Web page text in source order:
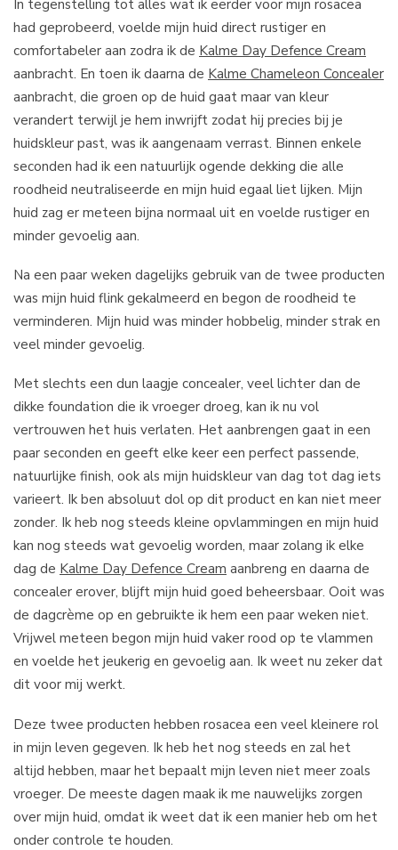
had geprobeerd, voelde mijn huid direct rustiger en
comfortabeler aan zodra ik de Kalme Day Defence Cream
aanbracht. En toen ik daarna de Kalme Chameleon Concealer
aanbracht, die groen op de huid gaat maar van kleur
verandert terwijl je hem inwrijft zodat hij precies bij je
huidskleur past, was ik aangenaam verrast. Binnen enkele
seconden had ik een natuurlijk ogende dekking die alle
roodheid neutraliseerde en mijn huid egaal liet lijken. Mijn
huid zag er meteen bijna normaal uit en voelde rustiger en
minder gevoelig aan.
Na een paar weken dagelijks gebruik van de twee producten
was mijn huid flink gekalmeerd en begon de roodheid te
verminderen. Mijn huid was minder hobbelig, minder strak en
veel minder gevoelig.
Met slechts een dun laagje concealer, veel lichter dan de
dikke foundation die ik vroeger droeg, kan ik nu vol
vertrouwen het huis verlaten. Het aanbrengen gaat in een
paar seconden en geeft elke keer een perfect passende,
natuurlijke finish, ook als mijn huidskleur van dag tot dag iets
varieert. Ik ben absoluut dol op dit product en kan niet meer
zonder. Ik heb nog steeds kleine opvlammingen en mijn huid
kan nog steeds wat gevoelig worden, maar zolang ik elke
dag de Kalme Day Defence Cream aanbreng en daarna de
concealer erover, blijft mijn huid goed beheersbaar. Ooit was
de dagcrème op en gebruikte ik hem een paar weken niet.
Vrijwel meteen begon mijn huid vaker rood op te vlammen
en voelde het jeukerig en gevoelig aan. Ik weet nu zeker dat
dit voor mij werkt.
Deze twee producten hebben rosacea een veel kleinere rol
in mijn leven gegeven. Ik heb het nog steeds en zal het
altijd hebben, maar het bepaalt mijn leven niet meer zoals
vroeger. De meeste dagen maak ik me nauwelijks zorgen
over mijn huid, omdat ik weet dat ik een manier heb om het
onder controle te houden.